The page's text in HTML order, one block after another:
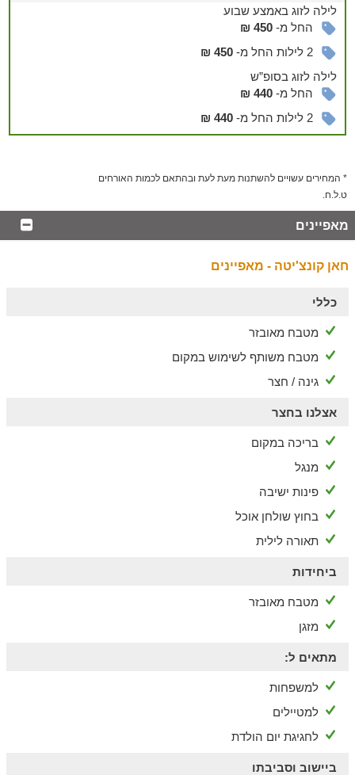
חמוקי ניצנה, שמורת חולות עגור, נחל ניצנה, נחל רות, נחל לבן, בור
הסבח'ה, גן לאומי שבטה, גן לאומי ניצנה ועוד.
לילהלזוג באמצע שבוע
החל מ-450 ₪
2 לילות החל מ-
450 ₪
לילהלזוג בסופ”ש
החל מ-440 ₪
2 לילות החל מ-
440 ₪
* המחירים עשויים להשתנות מעת לעת ובהתאם לכמות האורחים
ט.ל.ח.
מאפיינים
חאן קונצ'יטה - מאפיינים
כללי
מטבח מאובזר
מטבח משותף לשימוש במקום
גינה / חצר
אצלנו בחצר
בריכה במקום
מנגל
פינות ישיבה
בחוץ שולחן אוכל
תאורה לילית
ביחידות
מטבח מאובזר
מזגן
מתאים ל:
למשפחות
למטיילים
לחגיגת יום הולדת
ביישוב וסביבתו